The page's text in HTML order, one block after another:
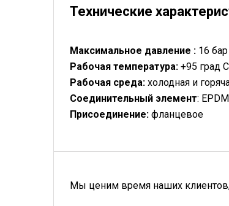
Технические
Максимальное давление : 16
Рабочая температура: +95 град С
Рабочая среда: холодная и
Соединительный элемент: EPDM
Присоединение: фланцевое
Мы ценим время наших